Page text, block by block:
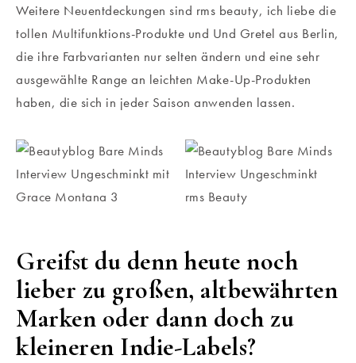
Weitere Neuentdeckungen sind rms beauty, ich liebe die
tollen Multifunktions-Produkte und Und Gretel aus Berlin,
die ihre Farbvarianten nur selten ändern und eine sehr
ausgewählte Range an leichten Make-Up-Produkten
haben, die sich in jeder Saison anwenden lassen.
Greifst du denn heute noch
lieber zu großen, altbewährten
Marken oder dann doch zu
kleineren Indie-Labels?